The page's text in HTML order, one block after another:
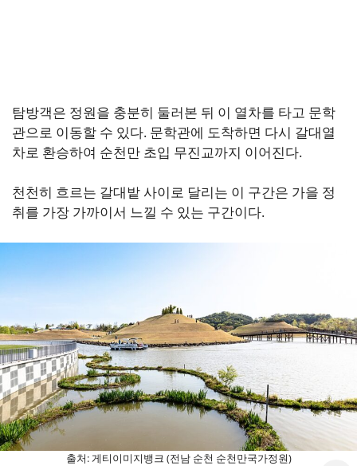
탐방객은 정원을 충분히 둘러본 뒤 이 열차를 타고 문학
관으로 이동할 수 있다. 문학관에 도착하면 다시 갈대열
차로 환승하여 순천만 초입 무진교까지 이어진다.
천천히 흐르는 갈대밭 사이로 달리는 이 구간은 가을 정
취를 가장 가까이서 느낄 수 있는 구간이다.
출처: 게티이미지뱅크 (전남 순천 순천만국가정원)